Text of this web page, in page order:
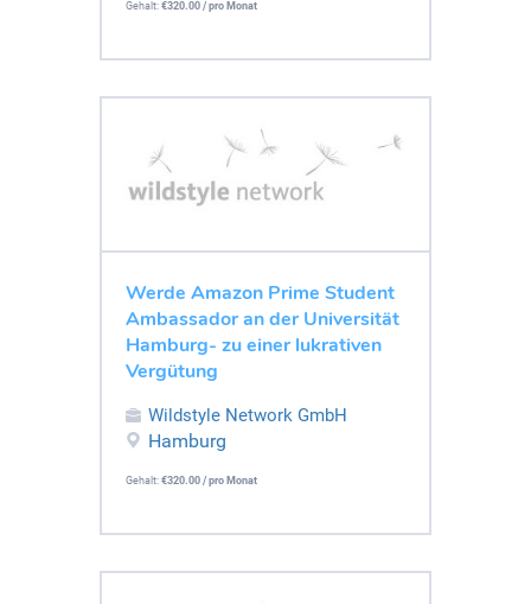
Gehalt: €320.00 / pro Monat
Werde Amazon Prime Student
Ambassador an der Universität
Hamburg- zu einer lukrativen
Vergütung
Wildstyle Network GmbH
Hamburg
Gehalt: €320.00 / pro Monat